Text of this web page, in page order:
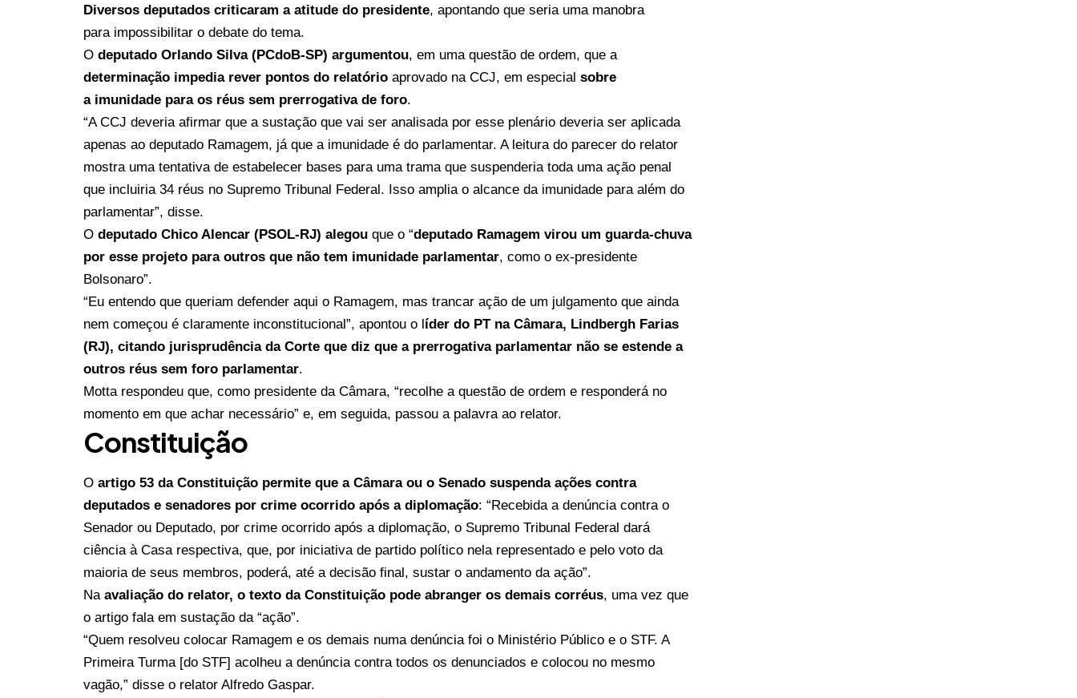
Diversos deputados criticaram a atitude do presidente, apontando que seria uma manobra
para impossibilitar o debate do tema.
Odeputado Orlando Silva (PCdoB-SP) argumentou, em uma questão de ordem, que a
determinação impedia rever pontos do relatório aprovado na CCJ, em especialsobre
a imunidade para os réus sem prerrogativa de foro.
“A CCJ deveria afirmar que a sustação que vai ser analisada por esse plenário deveria ser aplicada
apenas ao deputado Ramagem, já que a imunidade é do parlamentar. A leitura do parecer do relator
mostra uma tentativa de estabelecer bases para uma trama que suspenderia toda uma ação penal
que incluiria 34 réus no Supremo Tribunal Federal. Isso amplia o alcance da imunidade para além do
parlamentar”, disse.
Odeputado Chico Alencar (PSOL-RJ) alegou que o “deputado Ramagem virou um guarda-chuva
por esse projeto para outros que não tem imunidade parlamentar, como o ex-presidente
Bolsonaro”.
“Eu entendo que queriam defender aqui o Ramagem, mas trancar ação de um julgamento que ainda
nem começou é claramente inconstitucional”, apontou o l íder do PT na Câmara, Lindbergh Farias
(RJ), citando jurisprudência da Corte que diz que a prerrogativa parlamentar não se estende a
outros réus sem foro parlamentar.
Motta respondeu que, como presidente da Câmara, “recolhe a questão de ordem e responderá no
momento em que achar necessário” e, em seguida, passou a palavra ao relator.
Constituição
O artigo 53 da Constituição permite que a Câmara ou o Senado suspenda ações contra
deputados e senadores por crime ocorrido após a diplomação: “Recebida a denúncia contra o
Senador ou Deputado, por crime ocorrido após a diplomação, o Supremo Tribunal Federal dará
ciência à Casa respectiva, que, por iniciativa de partido político nela representado e pelo voto da
maioria de seus membros, poderá, até a decisão final, sustar o andamento da ação”.
Na avaliação do relator, o texto da Constituição pode abranger os demais corréus, uma vez que
o artigo fala em sustação da “ação”.
“Quem resolveu colocar Ramagem e os demais numa denúncia foi o Ministério Público e o STF. A
Primeira Turma [do STF] acolheu a denúncia contra todos os denunciados e colocou no mesmo
vagão,” disse o relator Alfredo Gaspar.